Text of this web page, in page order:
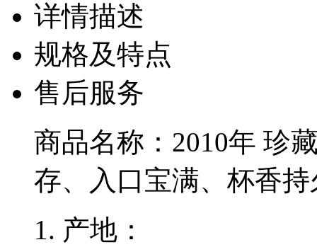
详情描述
规格及特点
售后服务
商品名称： 2010年 珍
存、入口宝满、杯香持
产地：